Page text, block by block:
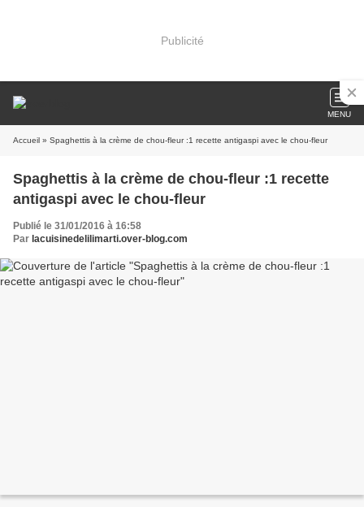
Publicité
MENU
Accueil » Spaghettis à la crème de chou-fleur :1 recette antigaspi avec le chou-fleur
Spaghettis à la crème de chou-fleur :1 recette
antigaspi avec le chou-fleur
Publié le 31/01/2016 à 16:58
Par lacuisinedelilimarti.over-blog.com